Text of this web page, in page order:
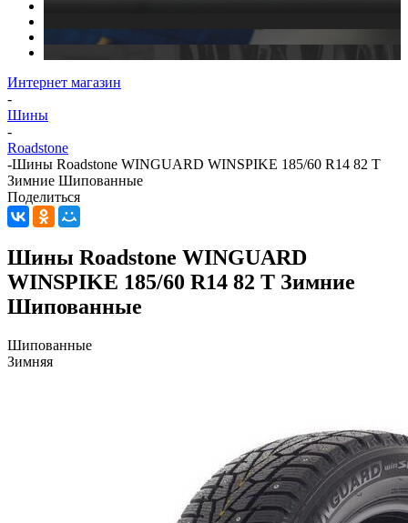
Интернет магазин
-
Шины
-
Roadstone
-Шины Roadstone WINGUARD WINSPIKE 185/60 R14 82 T
Зимние Шипованные
Поделиться
Шины Roadstone WINGUARD
WINSPIKE 185/60 R14 82 T Зимние
Шипованные
Шипованные
Зимняя